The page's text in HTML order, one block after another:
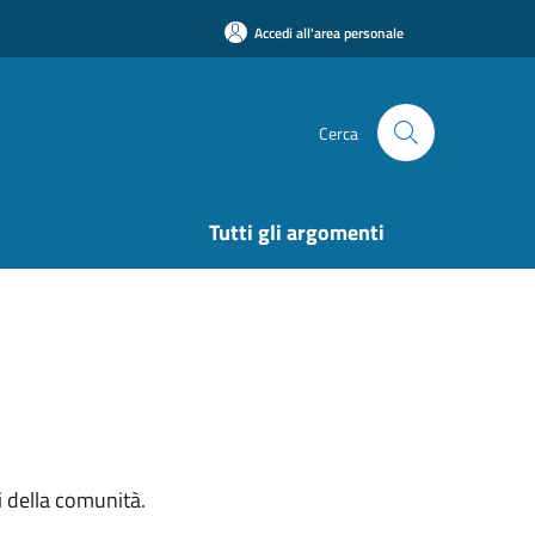
Accedi all'area personale
Cerca
Tutti gli argomenti
della comunità.